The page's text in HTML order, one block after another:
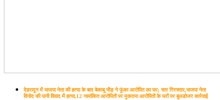
देहरादून में भाजपा नेता की हत्या के बाद बेकाबू भीड़ ने फूंका आरोपित का घर; चार गिरफ्तार,भाजपा नेता
विनोद की पानी विवाद में हत्या,12 नामांकित आरोपितों पर मुकदमा आरोपितों के घरों पर बुलडोजर कार्रवाई